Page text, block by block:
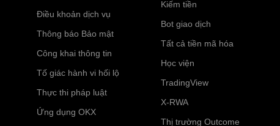
Điều khoản dịch vụ
Thông báo Bảo mật
Công khai thông tin
Tố giác hành vi hối lộ
Thực thi pháp luật
Ứng dụng OKX
Kiếm tiền
Bot giao dịch
Tất cả tiền mã hóa
Học viện
TradingView
X-RWA
Thị trường Outcome